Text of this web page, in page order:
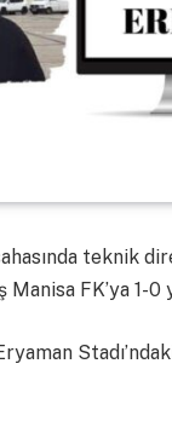
teknik
FK’ya 1-0